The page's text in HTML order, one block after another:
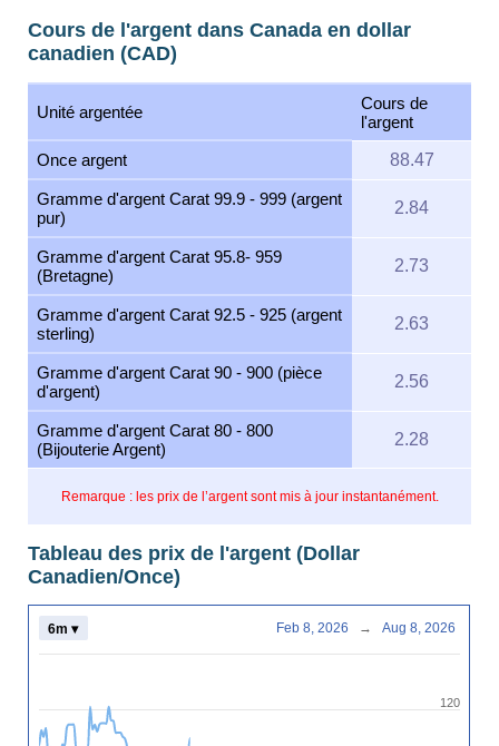
Cours de l'argent dans Canada en dollar
canadien (CAD)
Unité argentée
Cours de
l'argent
Remarque : les prix de l’argent sont mis à jour instantanément.
Once argent 88.47
Gramme d'argent Carat 99.9 - 999 (argent
pur)
2.84
Gramme d'argent Carat 95.8- 959
(Bretagne)
2.73
Gramme d'argent Carat 92.5 - 925 (argent
sterling)
2.63
Gramme d'argent Carat 90 - 900 (pièce
d'argent)
2.56
Gramme d'argent Carat 80 - 800
(Bijouterie Argent)
2.28
Tableau des prix de l'argent (Dollar
Canadien/Once)
120
6m ▾ Feb 8, 2026 → Aug 8, 2026